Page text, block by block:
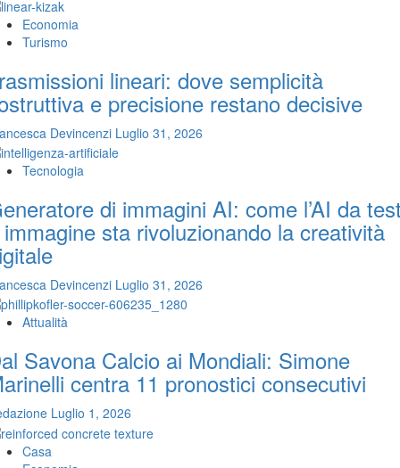
Economia
Turismo
lineari: dove semplicità
e precisione restano decisive
Devincenzi Luglio 31, 2026
Tecnologia
di immagini AI: come l’AI da
sta rivoluzionando la creatività
Devincenzi Luglio 31, 2026
Attualità
Savona Calcio ai Mondiali: Simone
centra 11 pronostici consecutivi
Luglio 1, 2026
Casa